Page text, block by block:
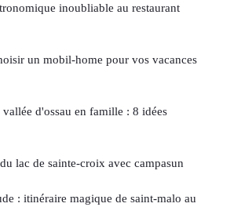
inoubliable au restaurant
un mobil-home pour vos vacances
d'ossau en famille : 8 idées
lac de sainte-croix avec campasun
: itinéraire magique de saint-malo au